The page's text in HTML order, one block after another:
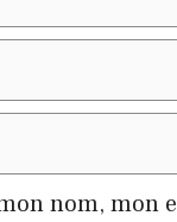
nom, mon